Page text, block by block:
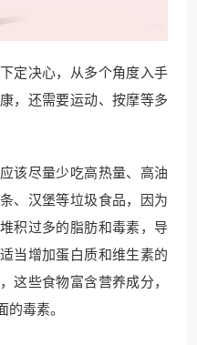
定决心，从多个角度入手
，还需要运动、按摩等多
该尽量少吃高热量、高油
、汉堡等垃圾食品，因为
积过多的脂肪和毒素，导
当增加蛋白质和维生素的
这些食物富含营养成分，
的毒素。